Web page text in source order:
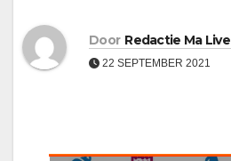
Door Redactie Ma Live
22 SEPTEMBER 2021